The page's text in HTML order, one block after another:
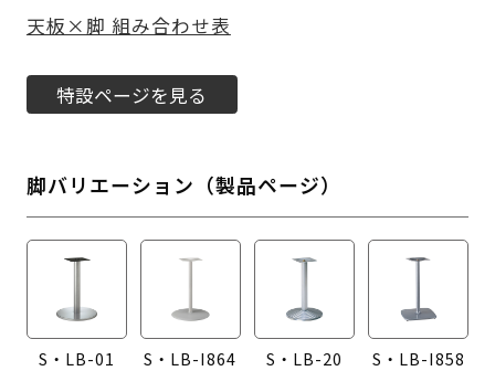
天板×脚 組み合わせ表
特設ページを見る
脚バリエーション（製品ページ）
S・LB-01 S・LB-I864 S・LB-20 S・LB-I858